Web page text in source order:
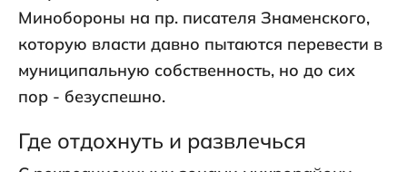
Минобороны на пр. писателя Знаменского,
которую власти давно пытаются перевести в
муниципальную собственность, но до сих
пор - безуспешно.
Где отдохнуть и развлечься